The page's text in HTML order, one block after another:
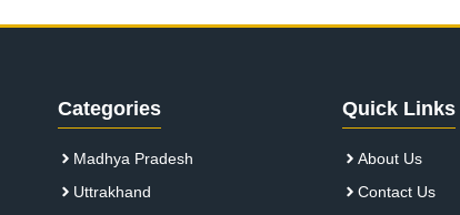
Categories
Madhya Pradesh
Uttrakhand
Quick Links
About Us
Contact Us